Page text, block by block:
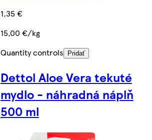
1,35 €
15,00 €/kg
Quantity controls
Pridať
Dettol Aloe Vera tekuté
mydlo - náhradná náplň
500 ml